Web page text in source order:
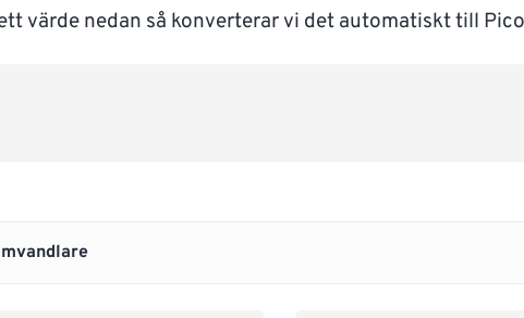
värde nedan så konverterar vi det automatiskt till